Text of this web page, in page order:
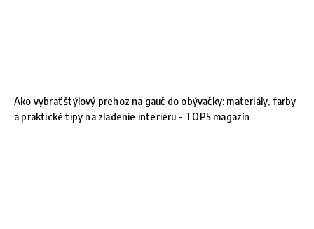
Ako vybrať štýlový prehoz na gauč do obývačky: materiály, farby
a praktické tipy na zladenie interiéru - TOP5 magazín